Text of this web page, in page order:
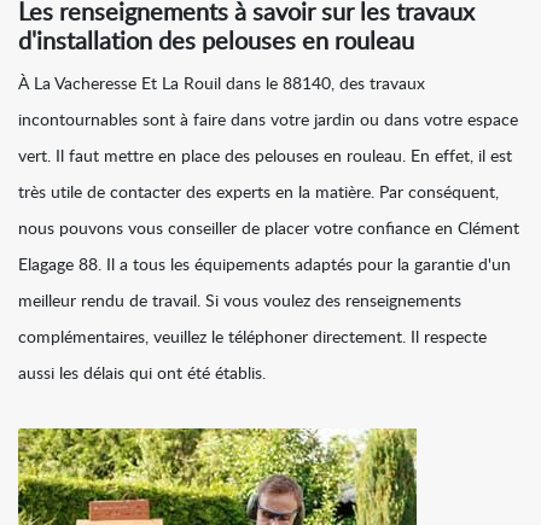
Les renseignements à savoir sur les travaux
d'installation des pelouses en rouleau
À La Vacheresse Et La Rouil dans le 88140, des travaux
incontournables sont à faire dans votre jardin ou dans votre espace
vert. Il faut mettre en place des pelouses en rouleau. En effet, il est
très utile de contacter des experts en la matière. Par conséquent,
nous pouvons vous conseiller de placer votre confiance en Clément
Elagage 88. Il a tous les équipements adaptés pour la garantie d'un
meilleur rendu de travail. Si vous voulez des renseignements
complémentaires, veuillez le téléphoner directement. Il respecte
aussi les délais qui ont été établis.